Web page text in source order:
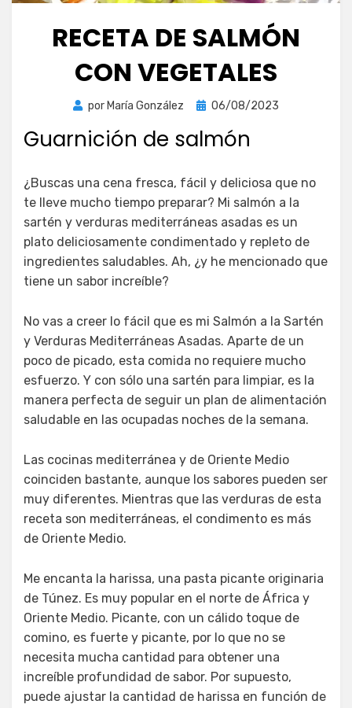
RECETA DE SALMÓN
CON VEGETALES
por María González
Publicada
06/08/2023
Guarnición de salmón
¿Buscas una cena fresca, fácil y deliciosa que no
te lleve mucho tiempo preparar? Mi salmón a la
sartén y verduras mediterráneas asadas es un
plato deliciosamente condimentado y repleto de
ingredientes saludables. Ah, ¿y he mencionado que
tiene un sabor increíble?
No vas a creer lo fácil que es mi Salmón a la Sartén
y Verduras Mediterráneas Asadas. Aparte de un
poco de picado, esta comida no requiere mucho
esfuerzo. Y con sólo una sartén para limpiar, es la
manera perfecta de seguir un plan de alimentación
saludable en las ocupadas noches de la semana.
Las cocinas mediterránea y de Oriente Medio
coinciden bastante, aunque los sabores pueden ser
muy diferentes. Mientras que las verduras de esta
receta son mediterráneas, el condimento es más
de Oriente Medio.
Me encanta la harissa, una pasta picante originaria
de Túnez. Es muy popular en el norte de África y
Oriente Medio. Picante, con un cálido toque de
comino, es fuerte y picante, por lo que no se
necesita mucha cantidad para obtener una
increíble profundidad de sabor. Por supuesto,
puede ajustar la cantidad de harissa en función de